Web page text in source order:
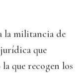
la militancia de
que
que recogen los